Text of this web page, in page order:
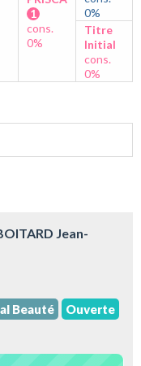
1
cons.
0%
0%
Titre
Initial
cons.
0%
Jean-
Beauté
Ouverte